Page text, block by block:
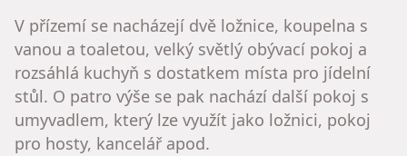
V přízemí se nacházejí dvě ložnice, koupelna s
vanou a toaletou, velký světlý obývací pokoj a
rozsáhlá kuchyň s dostatkem místa pro jídelní
stůl. O patro výše se pak nachází další pokoj s
umyvadlem, který lze využít jako ložnici, pokoj
pro hosty, kancelář apod.